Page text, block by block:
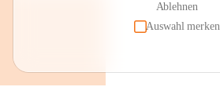
Ablehnen
Auswahl merken